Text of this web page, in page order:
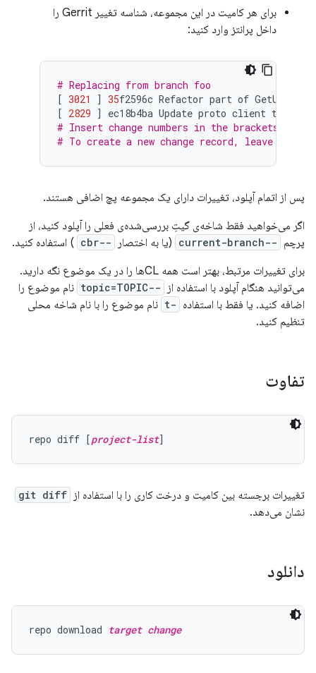
برای هر کامیت در این مجموعه، شناسه تغییر Gerrit را
داخل پرانتز وارد کنید:
# Replacing from branch foo
[ 3021 ] 35f2596c Refactor part of
[ 2829 ] ec18b4ba Update proto client to
# Insert change numbers in the brackets to
# To create a new change record, leave the
پس از اتمام آپلود، تغییرات دارای یک مجموعه پچ اضافی هستند.
اگر می‌خواهید فقط شاخه‌ی گیتِ بررسی‌شده‌ی فعلی را آپلود کنید، از
پرچم --current-branch (یا به اختصار --cbr
) استفاده کنید.
برای تغییرات مرتبط، بهتر است همه CLها را در یک موضوع نگه دارید.
می‌توانید هنگام آپلود با استفاده از
--topic=TOPIC
نام موضوع را
اضافه کنید. یا فقط با استفاده -t
نام موضوع را با نام شاخه محلی
تنظیم کنید.
تفاوت
repo diff [project-list
تغییرات برجسته بین کامیت و درخت کاری را با استفاده از git diff
نشان می‌دهد.
دانلود
repo download target change